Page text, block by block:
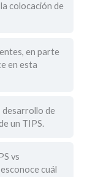
colocación de
en parte
en esta
desarrollo de
un TIPS.
vs
cuál